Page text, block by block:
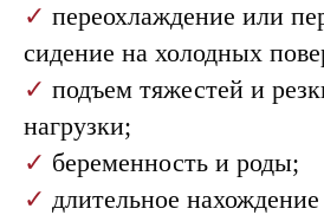
✓ переохлаждение или
сидение на холодных
✓ подъем тяжестей и
нагрузки;
✓ беременность и роды;
✓ длительное